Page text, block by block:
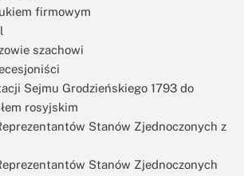
firmowym
szachowi
Sejmu Grodzieńskiego 1793 do
rosyjskim
Stanów Zjednoczonych z
Stanów Zjednoczonych